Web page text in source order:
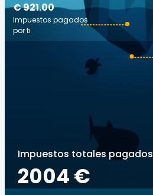
€ 921.00
Impuestos pagados
por ti
Impuestos totales pagados
2004 €